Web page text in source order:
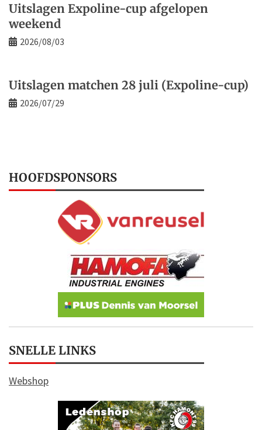
Uitslagen Expoline-cup afgelopen
weekend
2026/08/03
Uitslagen matchen 28 juli (Expoline-cup)
2026/07/29
HOOFDSPONSORS
SNELLE LINKS
Webshop